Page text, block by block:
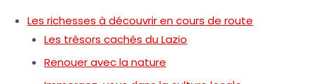
Les richesses à découvrir en cours de route
Les trésors cachés du Lazio
Renouer avec la nature